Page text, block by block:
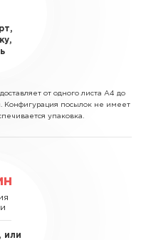
от одного листа А4 до
Конфигурация посылок не имеет
упаковка.
или